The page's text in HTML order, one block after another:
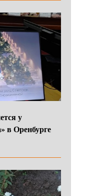
у
в Оренбурге